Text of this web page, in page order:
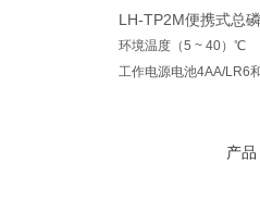
LH-TP2M便携式总
环境温度 （5 ~ 40）℃
工作电源电池4AA/LR6
产品